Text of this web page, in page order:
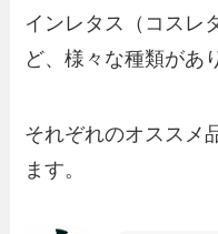
インレタス（コスレ
ど、様々な種類があ
それぞれのオススメ
ます。